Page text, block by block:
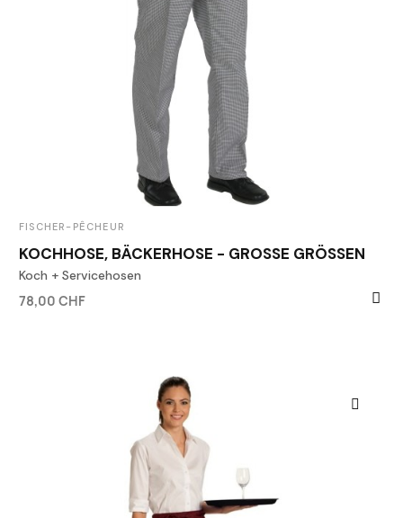
FISCHER-PÊCHEUR
KOCHHOSE, BÄCKERHOSE - GROSSE GRÖSSEN
Koch + Servicehosen
78,00 CHF